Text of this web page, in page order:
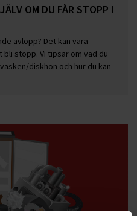
OM DU FÅR STOPP I
avlopp? Det kan vara
stopp. Vi tipsar om vad du
diskhon och hur du kan